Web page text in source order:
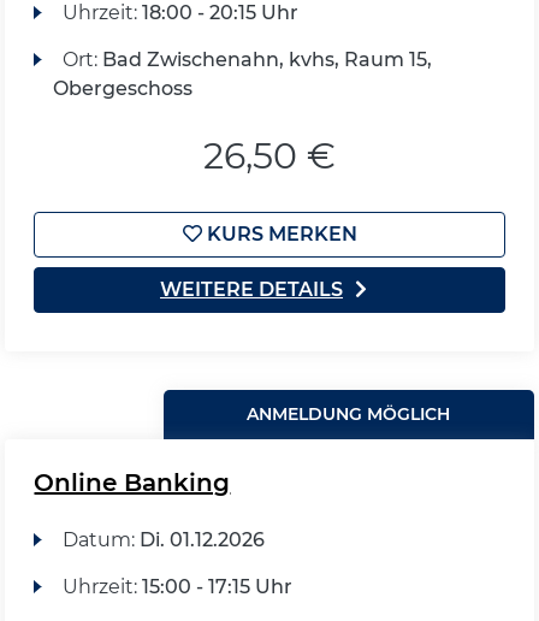
Uhrzeit: 18:00 - 20:15 Uhr
Ort: Bad Zwischenahn, kvhs, Raum 15,
Obergeschoss
26,50 €
KURS MERKEN
WEITERE DETAILS
ANMELDUNG MÖGLICH
Online Banking
Datum: Di. 01.12.2026
Uhrzeit: 15:00 - 17:15 Uhr